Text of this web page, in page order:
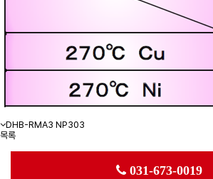
DHB-RMA3 NP303
목록
031-673-0019